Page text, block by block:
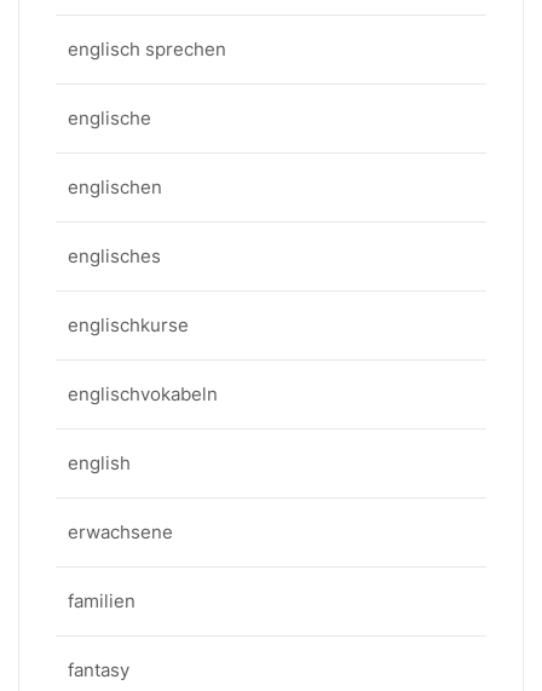
englisch sprechen
englische
englischen
englisches
englischkurse
englischvokabeln
english
erwachsene
familien
fantasy